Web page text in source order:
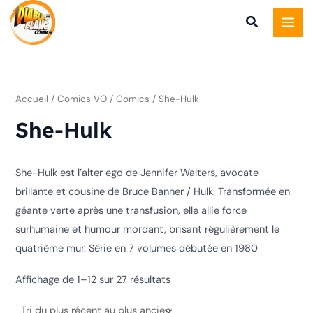
Aller
contenu
Accueil /Comics VO /Comics / She-Hulk
She-Hulk
She-Hulk est l’alter ego de Jennifer Walters, avocate
brillante et cousine de Bruce Banner / Hulk. Transformée en
géante verte après une transfusion, elle allie force
surhumaine et humour mordant, brisant régulièrement le
quatrième mur. Série en 7 volumes débutée en 1980
Affichage de 1–12 sur 27 résultats